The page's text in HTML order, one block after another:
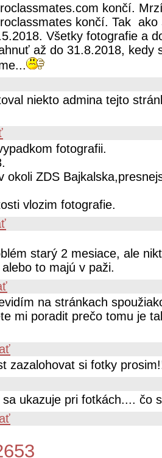
končí.
končí. Tak
Všetky fotografie a
až do 31.8.2018, kedy
niekto admina tejto
fotografii.
okoli ZDS
vlozim fotografie.
starý 2 mesiace, ale
to majú v paži.
na stránkach
mi poradit prečo tomu je
zazalohovat si fotky
ukazuje pri fotkách.... čo